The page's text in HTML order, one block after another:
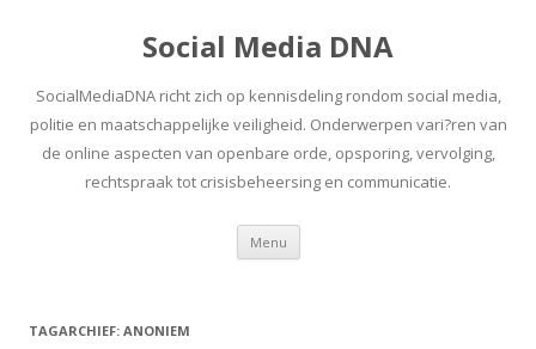
Social Media DNA
SocialMediaDNA richt zich op kennisdeling rondom social media,
politie en maatschappelijke veiligheid. Onderwerpen vari?ren van
de online aspecten van openbare orde, opsporing, vervolging,
rechtspraak tot crisisbeheersing en communicatie.
Menu Spring
inhoud
TAGARCHIEF: ANONIEM